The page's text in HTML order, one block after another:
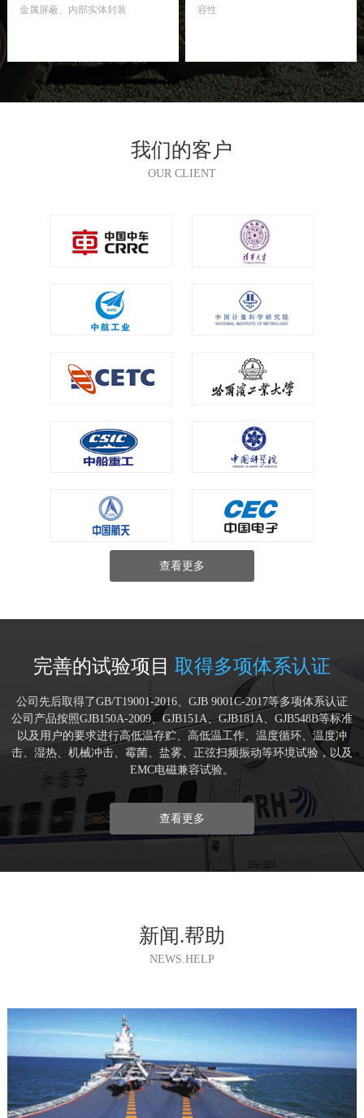
金属屏蔽、内部实体封装 容性
我们的客户
OUR CLIENT
查看更多
完善的试验项目 取得多项体系认证
公司先后取得了GB/T19001-2016、GJB 9001C-2017等多项体系认证
公司产品按照GJB150A-2009、GJB151A、GJB181A、GJB548B等标准
以及用户的要求进行高低温存贮、高低温工作、温度循环、温度冲
击、湿热、机械冲击、霉菌、盐雾、正弦扫频振动等环境试验，以及
EMC电磁兼容试验。
查看更多
新闻.帮助
NEWS.HELP